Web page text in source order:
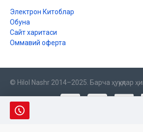
Электрон Китоблар
Обуна
Сайт харитаси
Оммавий оферта
© Hilol Nashr 2014–2025. Барча ҳуқуқлар